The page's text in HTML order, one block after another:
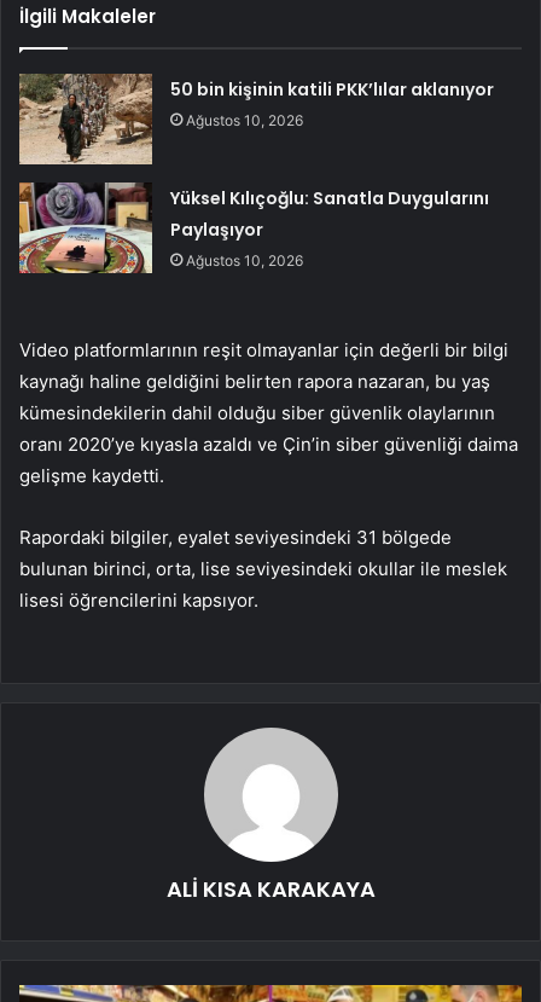
İlgili Makaleler
50 bin kişinin katili PKK’lılar aklanıyor
Ağustos 10, 2026
Yüksel Kılıçoğlu: Sanatla Duygularını
Paylaşıyor
Ağustos 10, 2026
Video platformlarının reşit olmayanlar için değerli bir bilgi
kaynağı haline geldiğini belirten rapora nazaran, bu yaş
kümesindekilerin dahil olduğu siber güvenlik olaylarının
oranı 2020’ye kıyasla azaldı ve Çin’in siber güvenliği daima
gelişme kaydetti.
Rapordaki bilgiler, eyalet seviyesindeki 31 bölgede
bulunan birinci, orta, lise seviyesindeki okullar ile meslek
lisesi öğrencilerini kapsıyor.
ALİ KISA KARAKAYA